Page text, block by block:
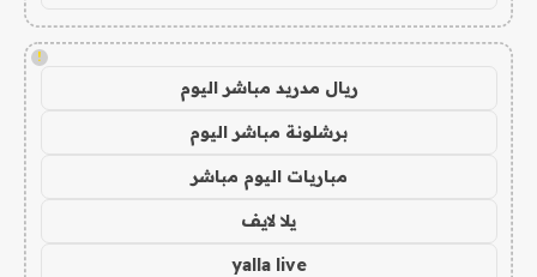
!
ريال مدريد مباشر اليوم
برشلونة مباشر اليوم
مباريات اليوم مباشر
يلا لايف
yalla live